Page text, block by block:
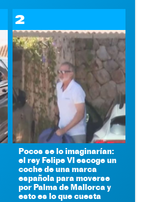
2
Pocos se lo imaginarían:
el rey Felipe VI escoge un
coche de una marca
española para moverse
por Palma de Mallorca y
esto es lo que cuesta